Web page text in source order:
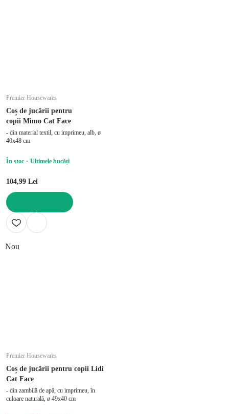
Premier Housewares
Coș de jucării pentru
copii Mimo Cat Face
- din material textil, cu imprimeu, alb, ø
40x48 cm
În stoc Ultimele bucăți
104,99 Lei
ADAUGĂ ÎN COȘ
Nou
Premier Housewares
Coș de jucării pentru copii Lidi
Cat Face
- din zambilă de apă, cu imprimeu, în
culoare naturală, ø 49x40 cm